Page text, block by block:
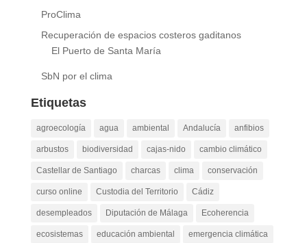
ProClima
Recuperación de espacios costeros gaditanos
El Puerto de Santa María
SbN por el clima
Etiquetas
agroecología agua ambiental Andalucía anfibios
arbustos biodiversidad cajas-nido cambio climático
Castellar de Santiago charcas clima conservación
curso online Custodia del Territorio Cádiz
desempleados Diputación de Málaga Ecoherencia
ecosistemas educación ambiental emergencia climática